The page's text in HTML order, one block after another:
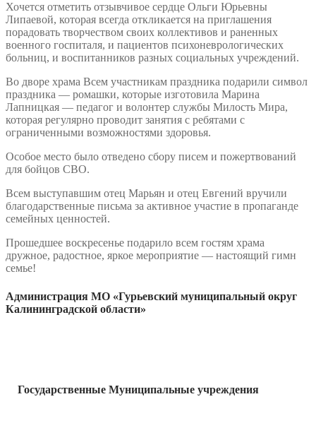
Хочется отметить отзывчивое сердце Ольги Юрьевны
Липаевой, которая всегда откликается на приглашения
порадовать творчеством своих коллективов и раненных
военного госпиталя, и пациентов психоневрологических
больниц, и воспитанников разных социальных учреждений.
Во дворе храма Всем участникам праздника подарили символ
праздника — ромашки, которые изготовила Марина
Лапницкая — педагог и волонтер службы Милость Мира,
которая регулярно проводит занятия с ребятами с
ограниченными возможностями здоровья.
Особое место было отведено сбору писем и пожертвований
для бойцов СВО.
Всем выступавшим отец Марьян и отец Евгений вручили
благодарственные письма за активное участие в пропаганде
семейных ценностей.
Прошедшее воскресенье подарило всем гостям храма
дружное, радостное, яркое мероприятие — настоящий гимн
семье!
Администрация МО «Гурьевский муниципальный округ
Калининградской области»
Государственные Муниципальные учреждения